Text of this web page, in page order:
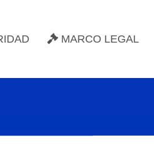
MARCO LEGAL